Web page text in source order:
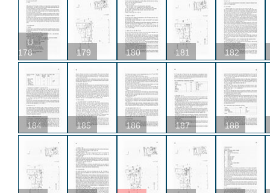
U
178
179 180 181 182
184 185 186 187 188